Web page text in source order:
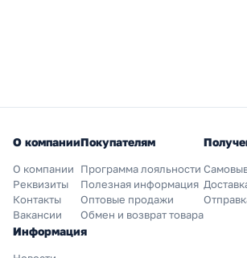
О компании
О компании
Реквизиты
Контакты
Вакансии
Покупателям
Программа лояльности
Полезная информация
Оптовые продажи
Обмен и возврат товара
Информация